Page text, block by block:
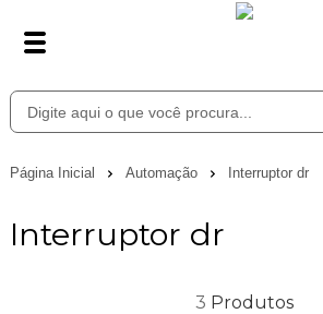
Página Inicial Automação Interruptor dr
Interruptor dr
3